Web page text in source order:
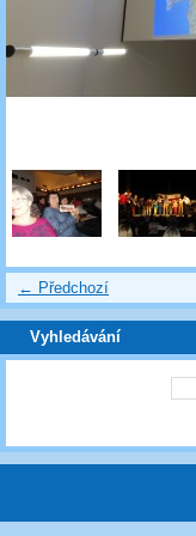
← Předchozí
Vyhledávání